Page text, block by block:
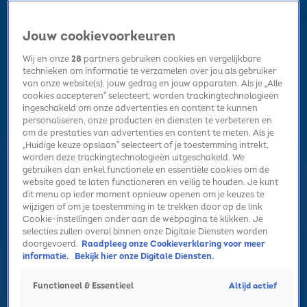
Home Radio luisteren Hitlijsten Acties Kerst Nieuws
Volg Sky Radio
Zoeken
HomeRadio luisterenActies Alle zendersSummer Top 101
Jouw cookievoorkeuren
Wij en onze28partners gebruiken cookies en vergelijkbare
technieken om informatie te verzamelen over jou als gebruiker
van onze website(s), jouw gedrag en jouw apparaten. Als je „Alle
cookies accepteren” selecteert, worden trackingtechnologieën
ingeschakeld om onze advertenties en content te kunnen
personaliseren, onze producten en diensten te verbeteren en
om de prestaties van advertenties en content te meten. Als je
„Huidige keuze opslaan” selecteert of je toestemming intrekt,
worden deze trackingtechnologieën uitgeschakeld. We
gebruiken dan enkel functionele en essentiële cookies om de
website goed te laten functioneren en veilig te houden. Je kunt
dit menu op ieder moment opnieuw openen om je keuzes te
wijzigen of om je toestemming in te trekken door op de link
Cookie-instellingen onder aan de webpagina te klikken. Je
selecties zullen overal binnen onze Digitale Diensten worden
doorgevoerd. Raadpleeg onze Cookieverklaring voor meer
informatie.
Bekijk hier onze Digitale Diensten.
Functioneel & Essentieel Altijd actief